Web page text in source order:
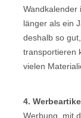
Wandkalender
länger als ein
deshalb so
transportieren
vielen
4.
Werbung, mit